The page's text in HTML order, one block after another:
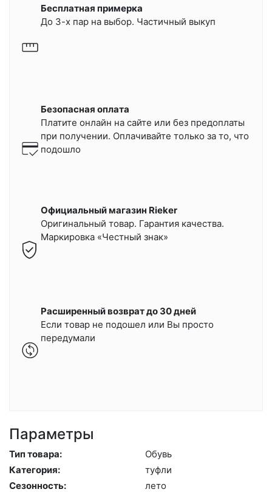
Бесплатная примерка
До 3-х пар на выбор. Частичный выкуп
Безопасная оплата
Платите онлайн на сайте или без предоплаты
при получении. Оплачивайте только за то, что
подошло
Официальный магазин Rieker
Оригинальный товар. Гарантия качества.
Маркировка «Честный знак»
Расширенный возврат до 30 дней
Если товар не подошел или Вы просто
передумали
Параметры
Тип товара:
Обувь
Категория:
туф­ли
Сезонность:
ле­то